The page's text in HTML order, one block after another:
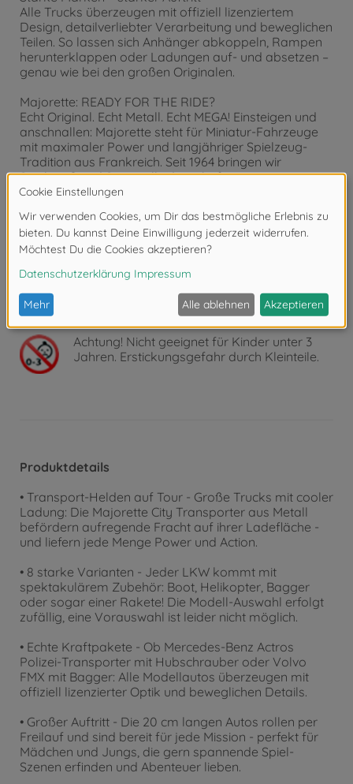
Alle Trucks überzeugen mit offiziell lizenziertem
Design, detailverliebter Verarbeitung und beweglichen
Teilen. So lassen sich Anhänger abkoppeln, Rampen
herunterklappen oder Ladungen auf- und absetzen –
genau wie bei den großen Originalen.
Majorette: READY FOR THE RIDE?
Echt Original. Echt Metall. Echt MEGA! Einsteigen und
anschnallen: Majorette steht für Miniatur-Fahrzeuge
mit maximaler Power und langjähriger Spielzeug-
Tradition aus Frankreich. Seit 1964 bringen wir
Spielspaß und Sammelleidenschaft zusammen – mit
original lizenzierten Modellen bekannter Auto-Marken,
Designs. Von sportlichen Rennautos über wilde
Monstertrucks und starke Baufahrzeuge bis hin zu
detaillierten Parkhaus-Sets: Unsere Spielzeugauto-
Welt ist so vielfältig wie die Fantasie der Kinder. Für
Mädchen und Jungen ab 3 Jahren, für Sammler jeden
Alters – für alle, die Fahrzeuge lieben. Majorette? Echt
MEGA!
Achtung! Nicht geeignet für Kinder unter 3
Jahren. Erstickungsgefahr durch Kleinteile.
Produktdetails
• Transport-Helden auf Tour - Große Trucks mit cooler
Ladung: Die Majorette City Transporter aus Metall
befördern aufregende Fracht auf ihrer Ladefläche -
und liefern jede Menge Power und Action.
• 8 starke Varianten - Jeder LKW kommt mit
spektakulärem Zubehör: Boot, Helikopter, Bagger
oder sogar einer Rakete! Die Modell-Auswahl erfolgt
zufällig, eine Vorauswahl ist leider nicht möglich.
• Echte Kraftpakete - Ob Mercedes-Benz Actros
Polizei-Transporter mit Hubschrauber oder Volvo
FMX mit Bagger: Alle Modellautos überzeugen mit
offiziell lizenzierter Optik und beweglichen Details.
• Großer Auftritt - Die 20 cm langen Autos rollen per
Freilauf und sind bereit für jede Mission - perfekt für
Mädchen und Jungs, die gern spannende Spiel-
Szenen erfinden und Abenteuer lieben.